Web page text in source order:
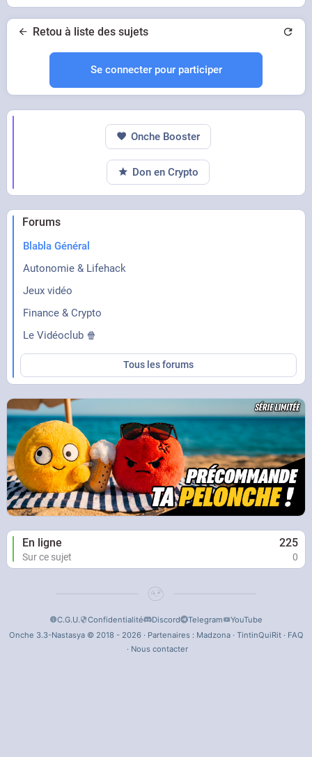
Retou à liste des sujets
Se connecter pour participer
Forums
Blabla Général
Autonomie & Lifehack
Jeux vidéo
Finance & Crypto
Le Vidéoclub 🍿
Tous les forums
En ligne 225
Sur ce sujet 0
Onche Booster
Don en Crypto
C.G.U. Confidentialité Discord Telegram
YouTube
Onche 3.3-Nastasya © 2018 - 2026 · Partenaires : Madzona· TintinQuiRit· FAQ
· Nous contacter